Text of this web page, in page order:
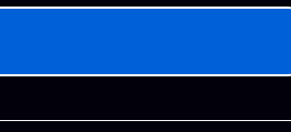
Walt Disney Pictures